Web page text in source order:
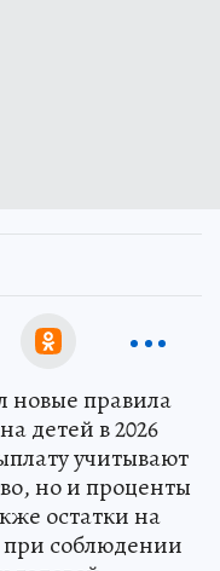
новые правила
детей в 2026
учитывают
но и проценты
остатки на
при соблюдении